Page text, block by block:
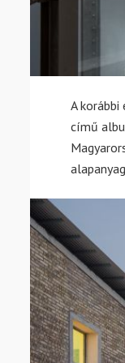
A
című